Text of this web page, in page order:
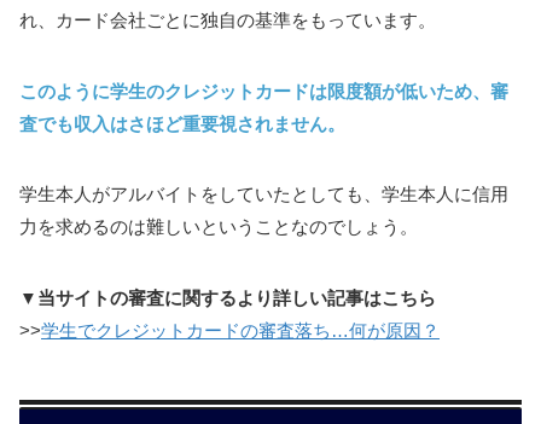
れ、カード会社ごとに独自の基準をもっています。
このように学生のクレジットカードは限度額が低いため、審
査でも収入はさほど重要視されません。
学生本人がアルバイトをしていたとしても、学生本人に信用
力を求めるのは難しいということなのでしょう。
▼当サイトの審査に関するより詳しい記事はこちら
>>学生でクレジットカードの審査落ち…何が原因？